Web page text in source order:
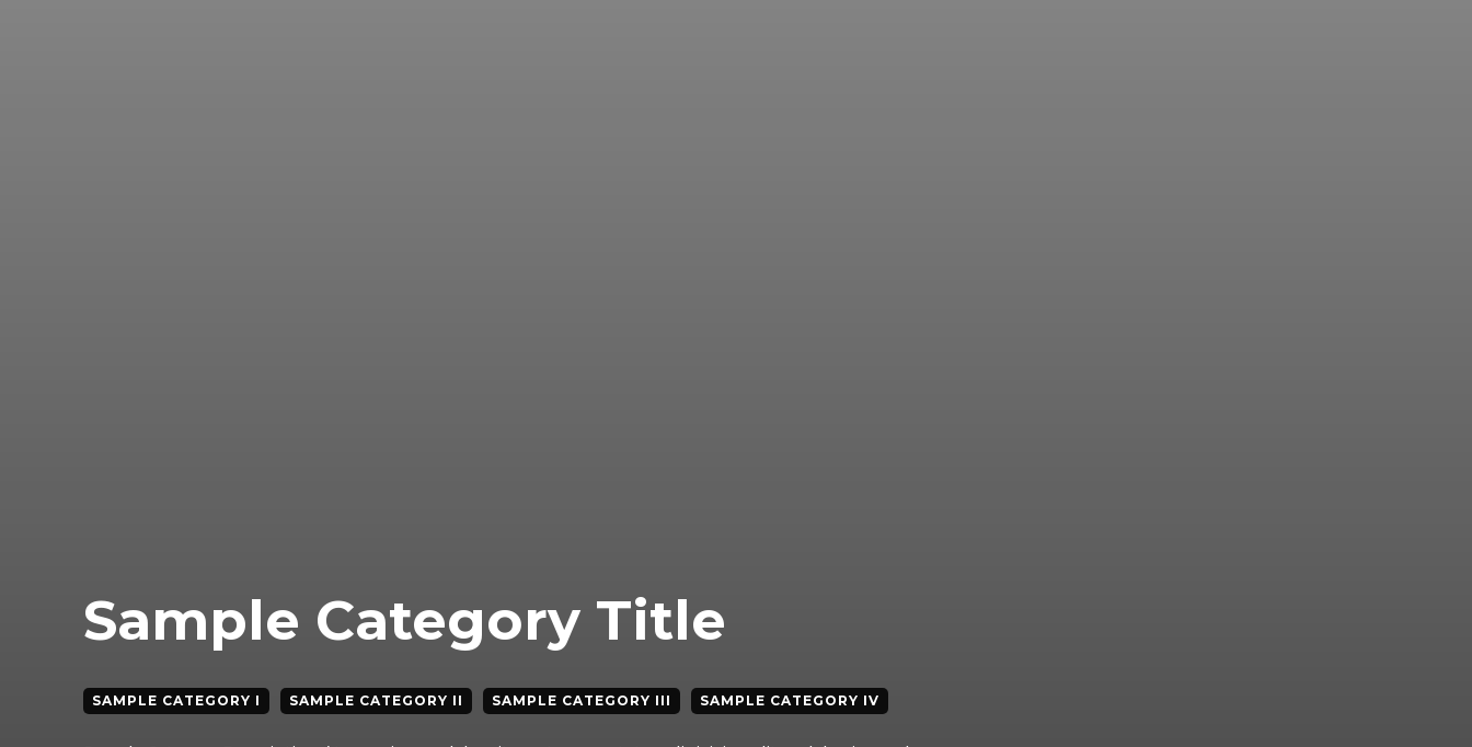
Sample Category Title
SAMPLE CATEGORY I SAMPLE CATEGORY II SAMPLE CATEGORY III SAMPLE CATEGORY IV